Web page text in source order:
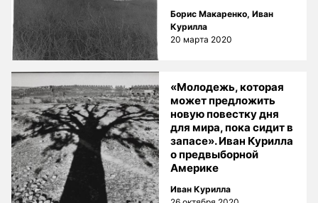
Борис Макаренко, Иван
Курилла
20 марта 2020
«Молодежь, которая
может предложить
новую повестку дня
для мира, пока сидит в
запасе». Иван Курилла
о предвыборной
Америке
Иван Курилла